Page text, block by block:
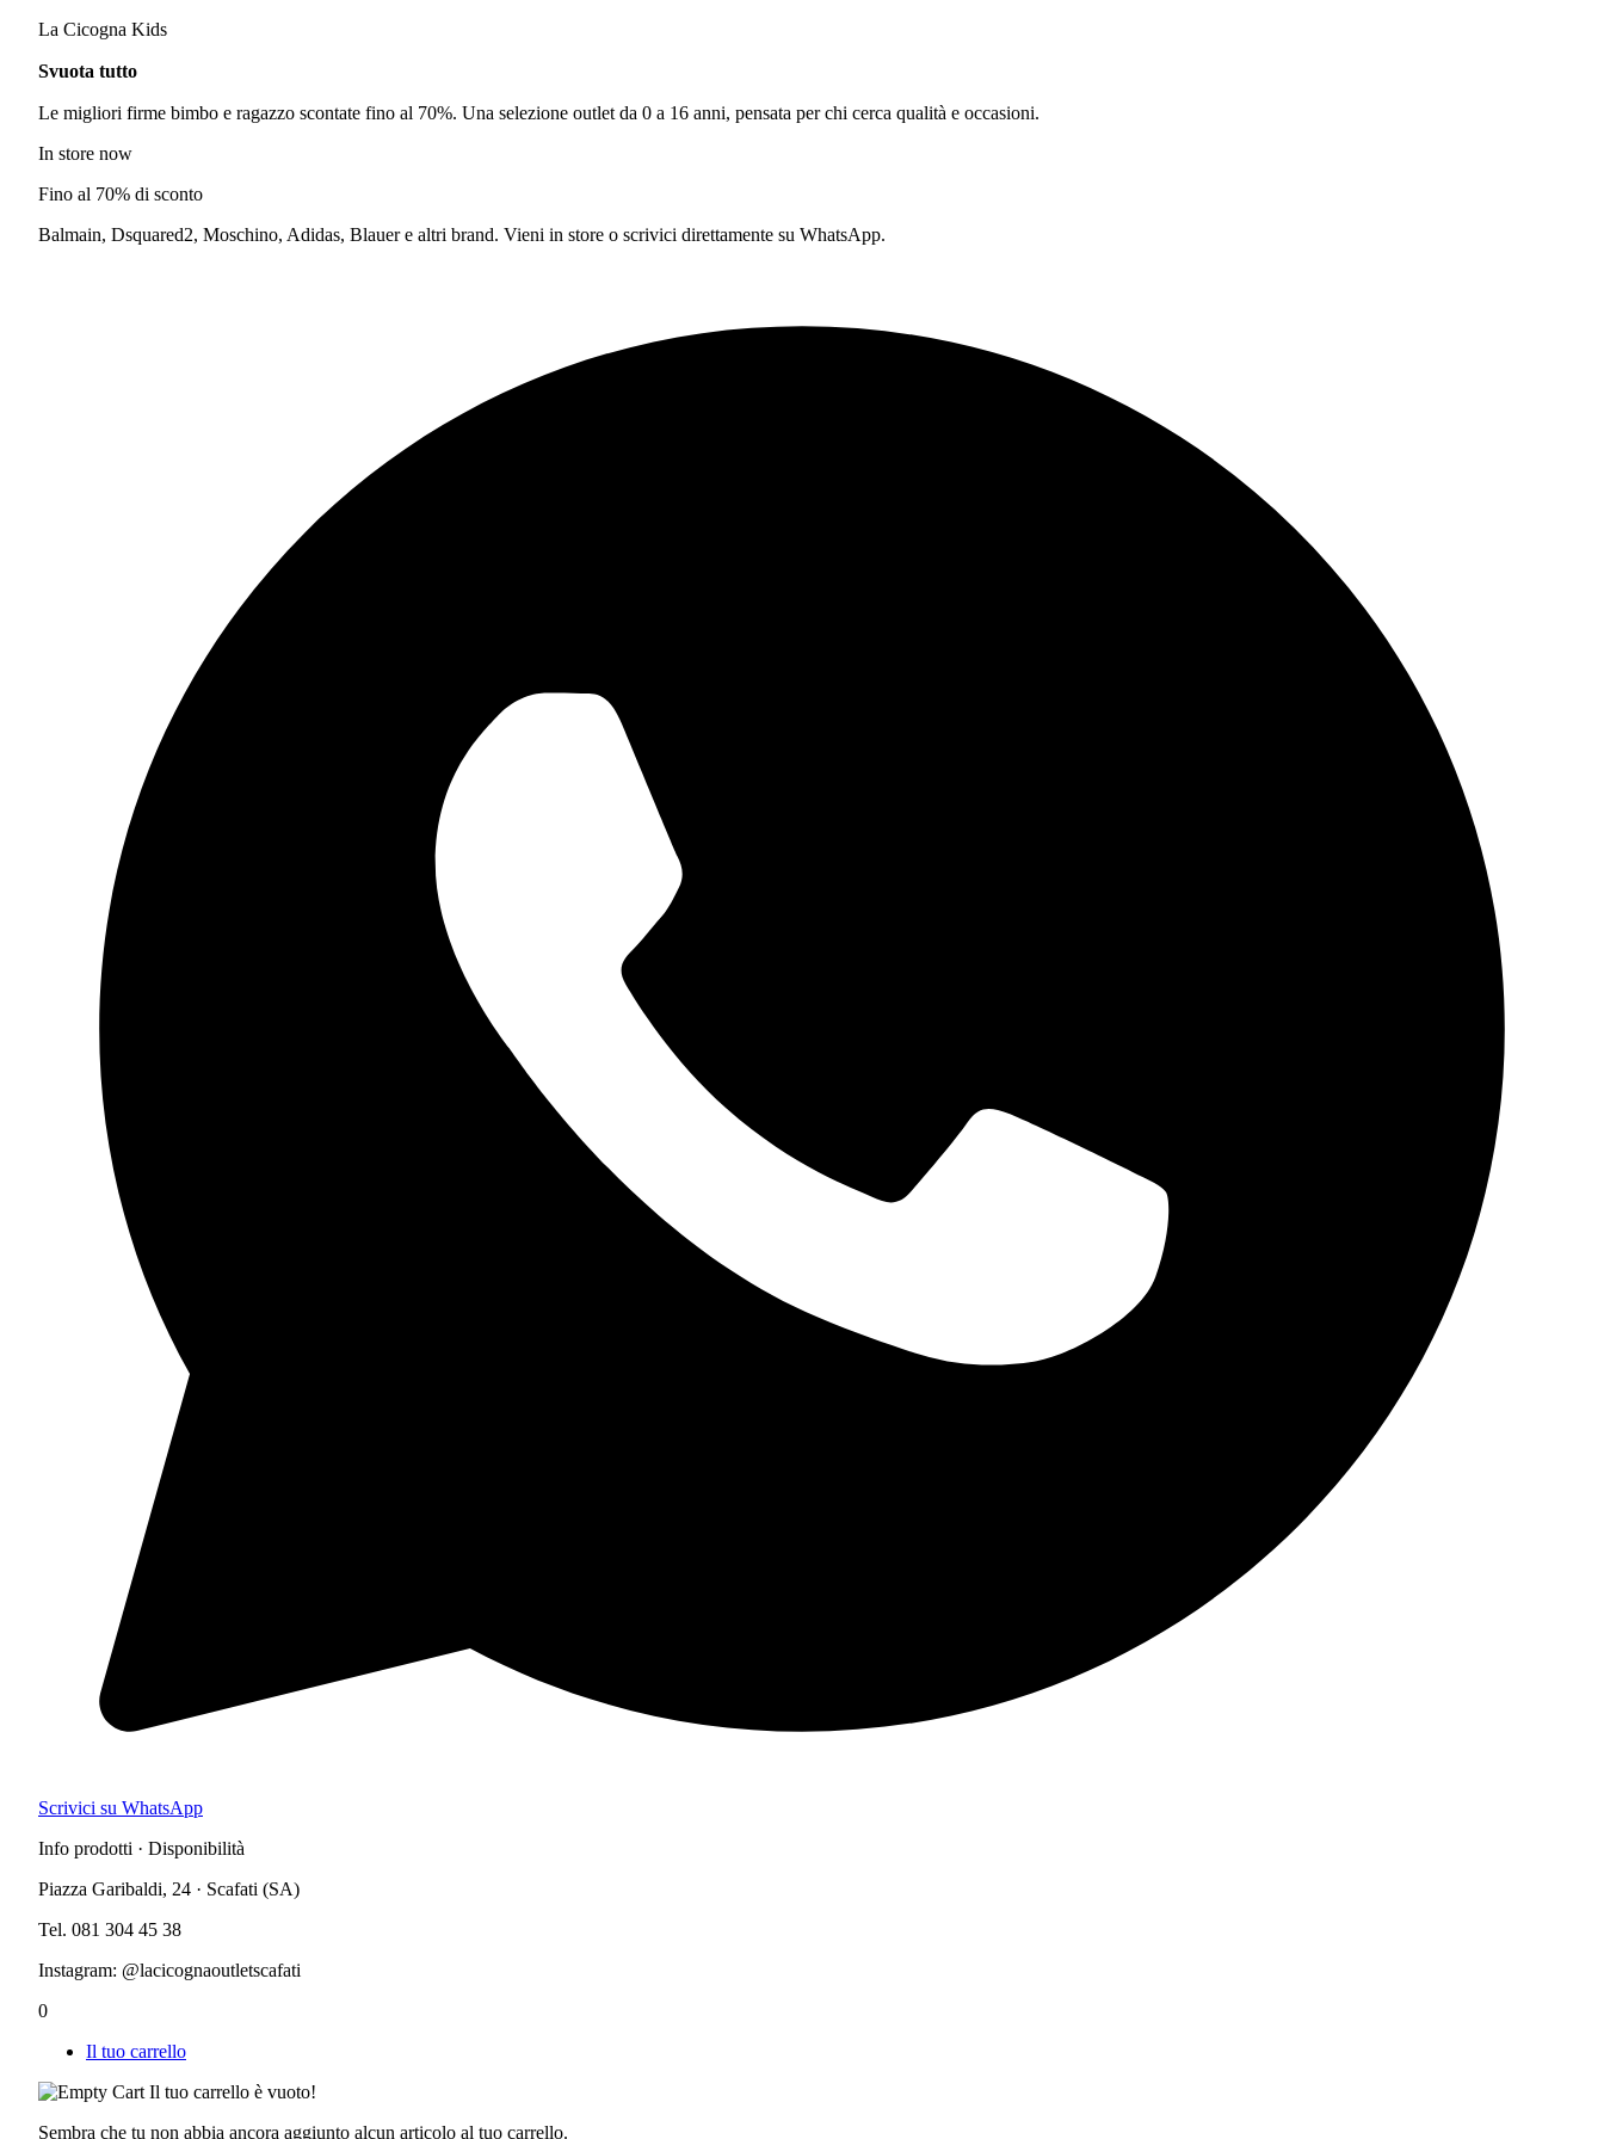
La Cicogna Kids
Svuota tutto
Le migliori firme bimbo e ragazzo scontate fino al 70%. Una selezione outlet da 0 a 16 anni, pensata per chi cerca qualità e occasioni.
In store now
Fino al 70% di sconto
Balmain, Dsquared2, Moschino, Adidas, Blauer e altri brand. Vieni in store o scrivici direttamente su WhatsApp.
Scrivici su WhatsApp
Info prodotti · Disponibilità
Piazza Garibaldi, 24 · Scafati (SA)
Tel. 081 304 45 38
Instagram: @lacicognaoutletscafati
0
Il tuo carrello
Il tuo carrello è vuoto!
Sembra che tu non abbia ancora aggiunto alcun articolo al tuo carrello.